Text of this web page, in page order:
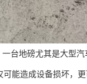
台地磅尤其是大型
能造成设备损坏，更